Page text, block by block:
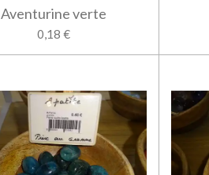
Aventurine verte
0,18 €